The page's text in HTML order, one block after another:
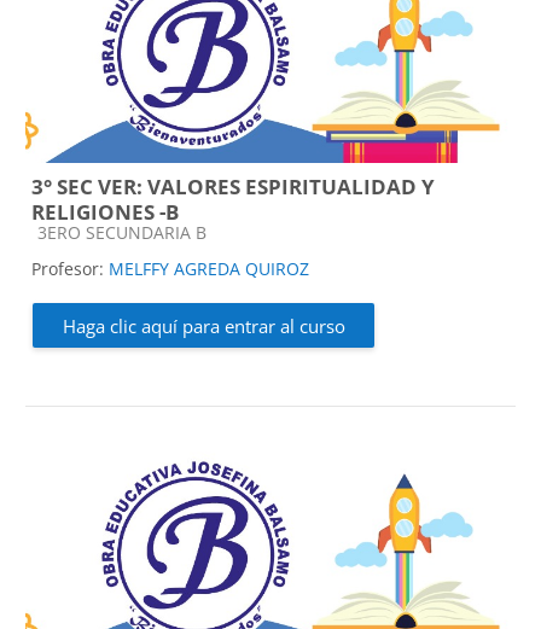
3° SEC VER: VALORES ESPIRITUALIDAD Y
RELIGIONES -B
Categoría de cursos
3ERO SECUNDARIA B
Profesor: MELFFY AGREDA QUIROZ
Haga clic aquí para entrar al curso